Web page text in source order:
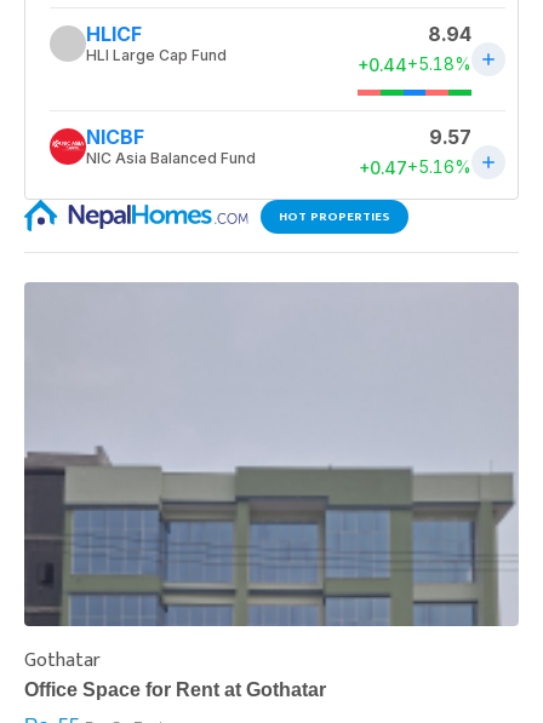
HOT PROPERTIES
Gothatar
Office Space for Rent at Gothatar